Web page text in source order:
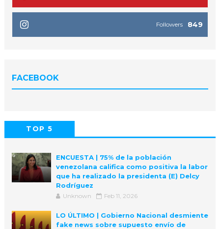
849
Followers
FACEBOOK
TOP 5
ENCUESTA | 75% de la población
venezolana califica como positiva la labor
que ha realizado la presidenta (E) Delcy
Rodríguez
Unknown Feb 11, 2026
LO ÚLTIMO | Gobierno Nacional desmiente
fake news sobre supuesto envío de